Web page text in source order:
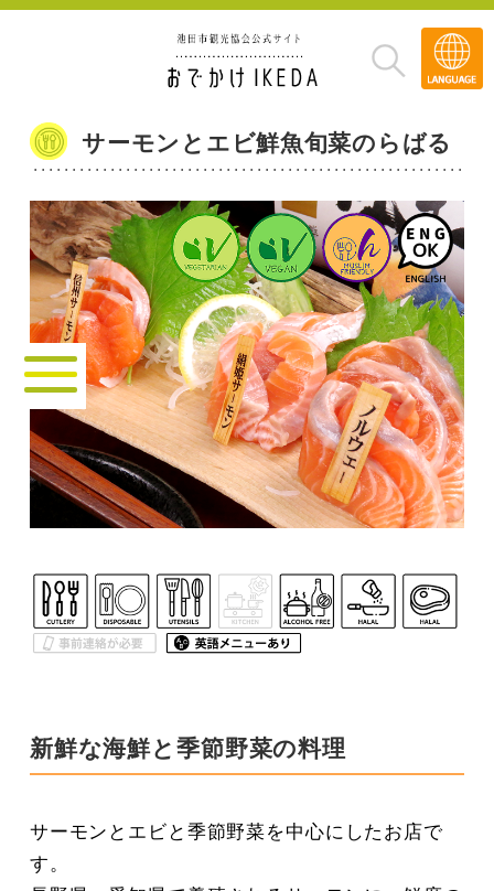
サーモンとエビ鮮魚旬菜のらばる
新鮮な海鮮と季節野菜の料理
サーモンとエビと季節野菜を中心にしたお店で
す。
»